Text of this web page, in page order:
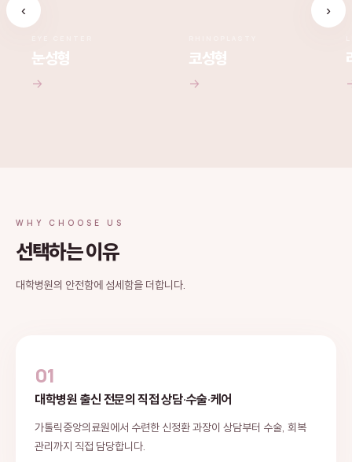
‹
눈성형
→
코성형
→
›
WHY CHOOSE US
선택하는 이유
대학병원의 안전함에 섬세함을 더합니다.
01
대학병원 출신 전문의 직접 상담·수술·케어
가톨릭중앙의료원에서 수련한 신정환 과장이 상담부터 수술, 회복
관리까지 직접 담당합니다.